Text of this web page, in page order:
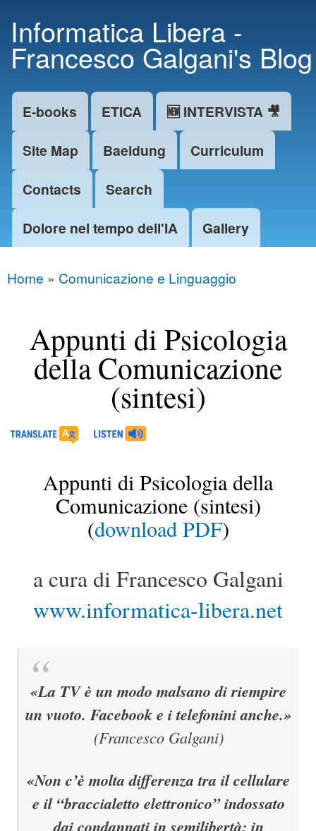
main
content
Informatica Libera -
Francesco Galgani's Blog
Main menu
E-books ETICA
🆕 INTERVISTA 🎥
Site Map
Baeldung
Curriculum
Contacts
Search
Dolore nel tempo dell'IA
Gallery
You are here
Home » Comunicazione e Linguaggio
Appunti di Psicologia
della Comunicazione
(sintesi)
Appunti di Psicologia della
Comunicazione (sintesi)
(download PDF)
a cura di Francesco Galgani
www.informatica-libera.net
«La TV è un modo malsano di riempire
un vuoto. Facebook e i telefonini anche.»
(Francesco Galgani)
«Non c’è molta differenza tra il cellulare
e il “braccialetto elettronico” indossato
dai condannati in semilibertà: in